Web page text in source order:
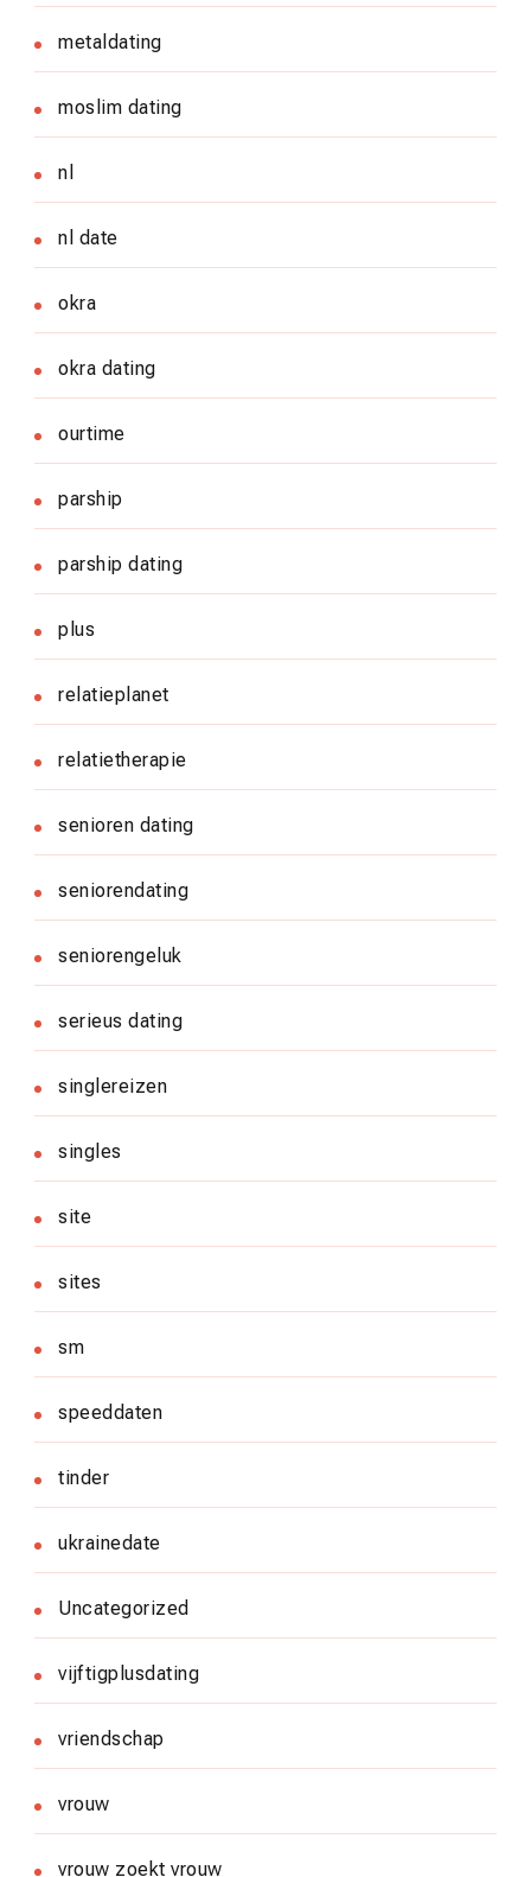
metaldating
moslim dating
nl
nl date
okra
okra dating
ourtime
parship
parship dating
plus
relatieplanet
relatietherapie
senioren dating
seniorendating
seniorengeluk
serieus dating
singlereizen
singles
site
sites
sm
speeddaten
tinder
ukrainedate
Uncategorized
vijftigplusdating
vriendschap
vrouw
vrouw zoekt vrouw